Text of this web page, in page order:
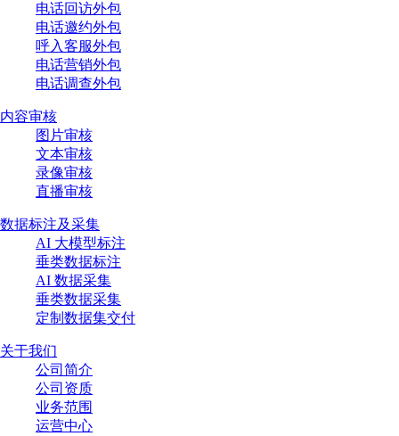
电话回访外包
电话邀约外包
呼入客服外包
电话营销外包
电话调查外包
内容审核
图片审核
文本审核
录像审核
直播审核
数据标注及采集
AI 大模型标注
垂类数据标注
AI 数据采集
垂类数据采集
定制数据集交付
关于我们
公司简介
公司资质
业务范围
运营中心